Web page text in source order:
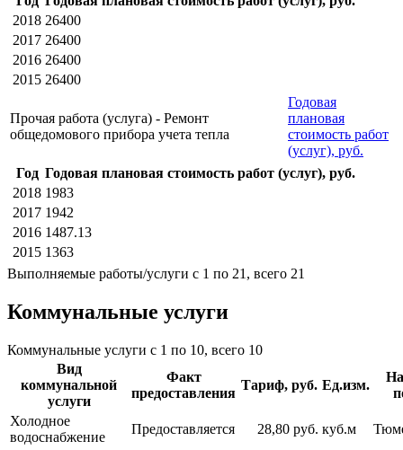
2018 26400
2017 26400
2016 26400
2015 26400
Прочая работа (услуга) - Ремонт
общедомового прибора учета тепла
Годовая
плановая
стоимость работ
(услуг), руб.
Год Годовая плановая стоимость работ (услуг), руб.
2018 1983
2017 1942
2016 1487.13
2015 1363
Выполняемые работы/услуги с 1 по 21, всего 21
Коммунальные услуги
Коммунальные услуги с 1 по 10, всего 10
Вид
коммунальной
услуги
Факт
предоставления
Тариф, руб. Ед.изм.
Холодное
водоснабжение
Предоставляется 28,80 руб. куб.м